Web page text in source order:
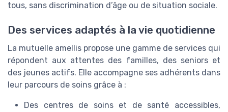
tous, sans discrimination d’âge ou de situation sociale.
Des services adaptés à la vie quotidienne
La mutuelle amellis propose une gamme de services qui
répondent aux attentes des familles, des seniors et
des jeunes actifs. Elle accompagne ses adhérents dans
leur parcours de soins grâce à :
Des centres de soins et de santé accessibles,